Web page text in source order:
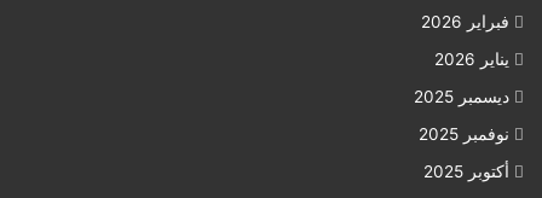
فبراير 2026
يناير 2026
ديسمبر 2025
نوفمبر 2025
أكتوبر 2025